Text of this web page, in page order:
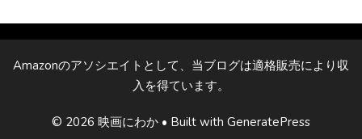
Amazonのアソシエイトとして、当ブログは適格販売により収
入を得ています。
© 2026 映画にわか • Built with GeneratePress